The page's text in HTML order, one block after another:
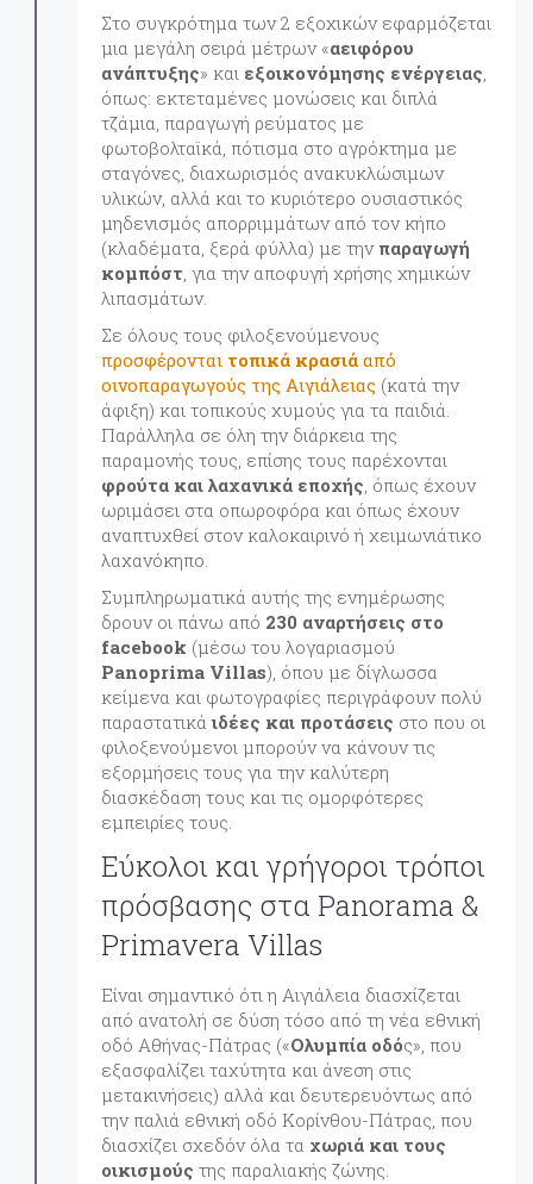
Στο συγκρότημα των 2 εξοχικών εφαρμόζεται
μια μεγάλη σειρά μέτρων «αειφόρου
ανάπτυξης» και εξοικονόμησης ενέργειας,
όπως: εκτεταμένες μονώσεις και διπλά
τζάμια, παραγωγή ρεύματος με
φωτοβολταϊκά, πότισμα στο αγρόκτημα με
σταγόνες, διαχωρισμός ανακυκλώσιμων
υλικών, αλλά και το κυριότερο ουσιαστικός
μηδενισμός απορριμμάτων από τον κήπο
(κλαδέματα, ξερά φύλλα) με την παραγωγή
κομπόστ, για την αποφυγή χρήσης χημικών
λιπασμάτων.
Σε όλους τους φιλοξενούμενους
προσφέρονται τοπικά κρασιά από
οινοπαραγωγούς της Αιγιάλειας (κατά την
άφιξη) και τοπικούς χυμούς για τα παιδιά.
Παράλληλα σε όλη την διάρκεια της
παραμονής τους, επίσης τους παρέχονται
φρούτα και λαχανικά εποχής, όπως έχουν
ωριμάσει στα οπωροφόρα και όπως έχουν
αναπτυχθεί στον καλοκαιρινό ή χειμωνιάτικο
λαχανόκηπο.
Συμπληρωματικά αυτής της ενημέρωσης
δρουν οι πάνω από 230 αναρτήσεις στο
facebook (μέσω του λογαριασμού
Panoprima Villas), όπου με δίγλωσσα
κείμενα και φωτογραφίες περιγράφουν πολύ
παραστατικά ιδέες και προτάσεις στο που οι
φιλοξενούμενοι μπορούν να κάνουν τις
εξορμήσεις τους για την καλύτερη
διασκέδαση τους και τις ομορφότερες
εμπειρίες τους.
Εύκολοι και γρήγοροι τρόποι
πρόσβασης στα Panorama &
Primavera Villas
Είναι σημαντικό ότι η Αιγιάλεια διασχίζεται
από ανατολή σε δύση τόσο από τη νέα εθνική
οδό Αθήνας-Πάτρας («Ολυμπία οδός», που
εξασφαλίζει ταχύτητα και άνεση στις
μετακινήσεις) αλλά και δευτερευόντως από
την παλιά εθνική οδό Κορίνθου-Πάτρας, που
διασχίζει σχεδόν όλα τα χωριά και τους
οικισμούς της παραλιακής ζώνης.